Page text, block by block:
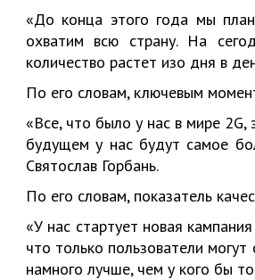
«До конца этого года мы
охватим всю страну. На
количество растет изо дня в
По его словам, ключевым
«Все, что было у нас в мире
будущем у нас будут самое
Святослав Горбань.
По его словам, показатель
«У нас стартует новая
что только пользователи
намного лучше, чем у кого бы